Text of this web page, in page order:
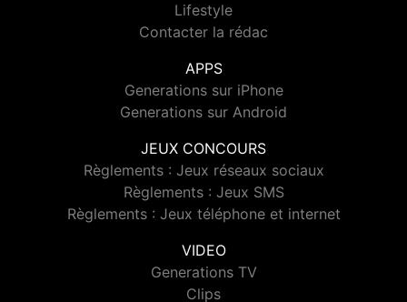
Lifestyle
Contacter la rédac
APPS
Generations sur iPhone
Generations sur Android
JEUX CONCOURS
Règlements : Jeux réseaux sociaux
Règlements : Jeux SMS
Règlements : Jeux téléphone et internet
VIDEO
Generations TV
Clips